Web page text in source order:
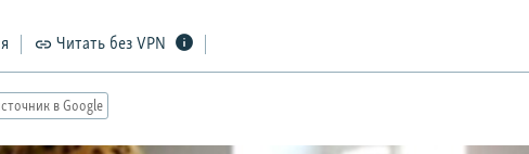
Читать без VPN
в Google